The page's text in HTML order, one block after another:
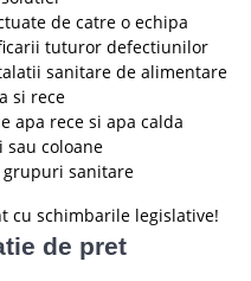
de catre o echipa
tuturor defectiunilor
sanitare de alimentare
si rece
apa rece si apa calda
sau coloane
sanitare
cu schimbarile legislative!
de pret